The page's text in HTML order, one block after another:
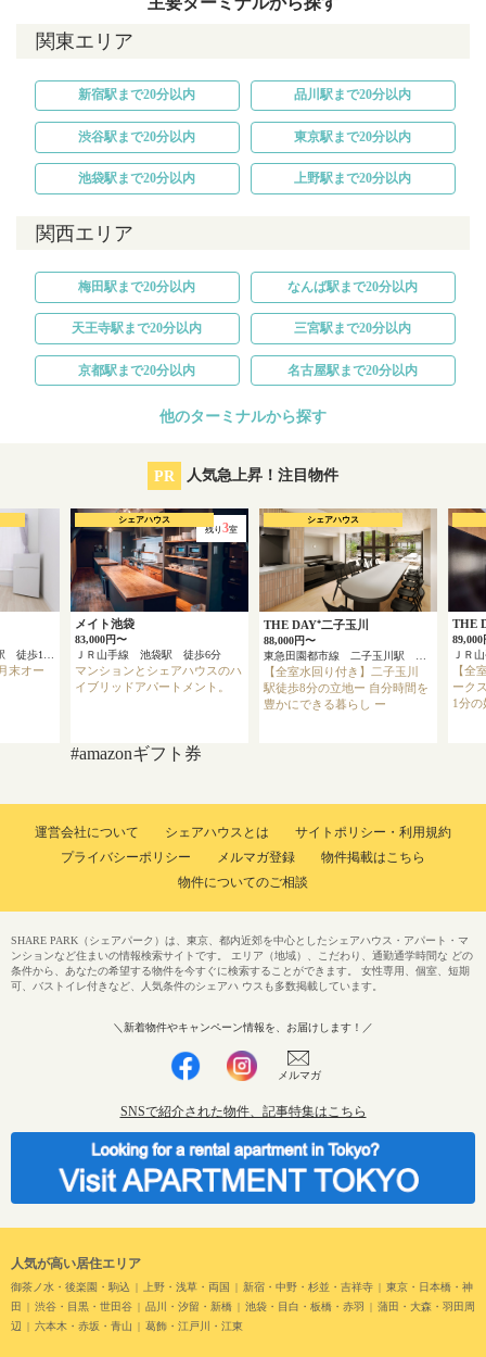
関東エリア
新宿駅まで20分以内 品川駅まで20分以内
渋谷駅まで20分以内 東京駅まで20分以内
池袋駅まで20分以内 上野駅まで20分以内
関西エリア
梅田駅まで20分以内 なんば駅まで20分以内
天王寺駅まで20分以内 三宮駅まで20分以内
京都駅まで20分以内 名古屋駅まで20分以内
他のターミナルから探す
PR 人気急上昇！注目物件
京浜急行本線 上大岡駅 徒歩13分
末オー
残り 3室
メイト池袋
83,000円〜
ＪＲ山手線 池袋駅 徒歩6分
マンションとシェアハウスのハ
イブリッドアパートメント。
シェアハウス
#amazonギフト券
THE DAY⁺二子玉川
88,000円〜
東急田園都市線 二子玉川駅 徒歩8分
【全室水回り付き】二子玉川
駅徒歩8分の立地ー 自分時間を
豊かにできる暮らし ー
シェアハウス
THE
89,000
ＪＲ
【全
ーク
1分の
運営会社について シェアハウスとは
サイトポリシー・利用規約
プライバシーポリシー
メルマガ登録
物件掲載はこちら
物件についてのご相談
人気が高い居住エリア
御茶ノ水・後楽園・駒込 上野・浅草・両国 新宿・中野・杉並・吉祥寺
東京・日本橋・神
田
渋谷・目黒・世田谷 品川・汐留・新橋 池袋・目白・板橋・赤羽
蒲田・大森・羽田周
辺
六本木・赤坂・青山 葛飾・江戸川・江東
SHARE PARK（シェアパーク）は、東京、都内近郊を中心としたシェアハウス・アパート・マ
ンションなど住まいの情報検索サイトです。 エリア（地域）、こだわり、通勤通学時間な どの
条件から、あなたの希望する物件を今すぐに検索することができます。 女性専用、個室、短期
可、バストイレ付きなど、人気条件のシェアハ ウスも多数掲載しています。
＼新着物件やキャンペーン情報を、お届けします！／
メルマガ
SNSで紹介された物件、記事特集はこちら